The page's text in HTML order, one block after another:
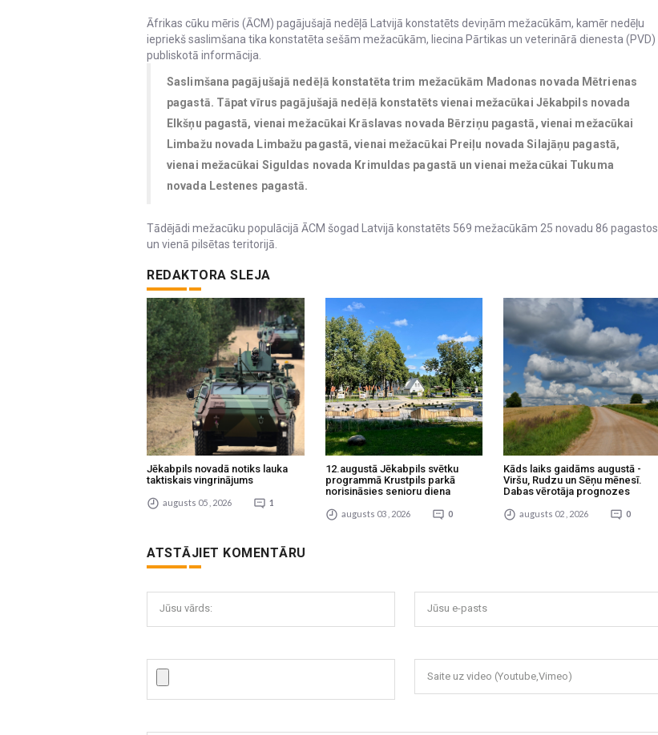
Āfrikas cūku mēris (ĀCM) pagājušajā nedēļā Latvijā konstatēts deviņām mežacūkām, kamēr nedēļu
iepriekš saslimšana tika konstatēta sešām mežacūkām, liecina Pārtikas un veterinārā dienesta (PVD)
publiskotā informācija.
Saslimšana pagājušajā nedēļā konstatēta trim mežacūkām Madonas novada Mētrienas
pagastā. Tāpat vīrus pagājušajā nedēļā konstatēts vienai mežacūkai Jēkabpils novada
Elkšņu pagastā, vienai mežacūkai Krāslavas novada Bērziņu pagastā, vienai mežacūkai
Limbažu novada Limbažu pagastā, vienai mežacūkai Preiļu novada Silajāņu pagastā,
vienai mežacūkai Siguldas novada Krimuldas pagastā un vienai mežacūkai Tukuma
novada Lestenes pagastā.
Tādējādi mežacūku populācijā ĀCM šogad Latvijā konstatēts 569 mežacūkām 25 novadu 86 pagastos
un vienā pilsētas teritorijā.
REDAKTORA SLEJA
Jēkabpils novadā notiks lauka
taktiskais vingrinājums
augusts 05 , 2026 1
12.augustā Jēkabpils svētku
programmā Krustpils parkā
norisināsies senioru diena
augusts 03 , 2026 0
Kāds laiks gaidāms augustā -
Viršu, Rudzu un Sēņu mēnesī.
Dabas vērotāja prognozes
augusts 02 , 2026 0
ATSTĀJIET KOMENTĀRU
Jūsu vārds: Jūsu e-pasts
Saite uz video (Youtube,Vimeo)